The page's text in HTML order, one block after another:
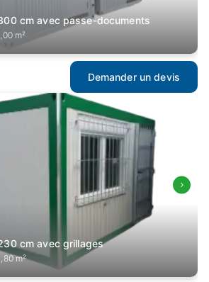
cm avec passe-documents
m²
Demander un devis
cm avec grillages
m²